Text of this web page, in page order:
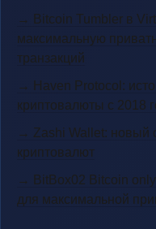
→ Bitcoin Tumbler в
максимальную
транзакций
→ Haven Protocol:
криптовалюты с 2018
→ Zashi Wallet: новый
криптовалют
→ BitBox02 Bitcoin
для максимальной